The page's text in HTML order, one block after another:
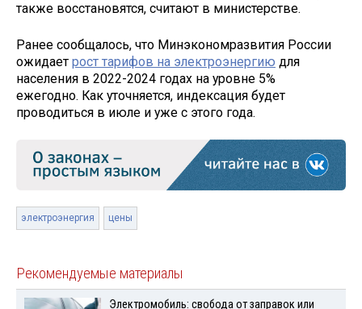
также восстановятся, считают в министерстве.
Ранее сообщалось, что Минэкономразвития России
ожидает рост тарифов на электроэнергию для
населения в 2022-2024 годах на уровне 5%
ежегодно. Как уточняется, индексация будет
проводиться в июле и уже с этого года.
электроэнергия цены
Рекомендуемые материалы
Электромобиль: свобода от заправок или